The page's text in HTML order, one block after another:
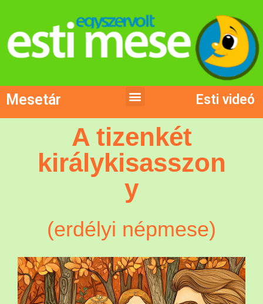
Mesetár Esti videó
A tizenkét
királykisasszon
y
(erdélyi népmese)